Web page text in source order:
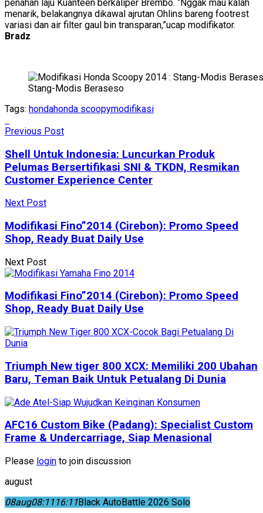
penahan laju Kuanteen berkaliper Brembo. “Nggak mau kalah
menarik, belakangnya dikawal ajrutan Ohlins bareng footrest
variasi dan air filter gaul bin transparan,”ucap modifikator.
Bradz
Stang-Modis Beraseso
Tags: hondahonda scoopymodifikasi
Previous Post
Shell Untuk Indonesia: Luncurkan Produk
Pelumas Bersertifikasi SNI & TKDN, Resmikan
Customer Experience Center
Next Post
Modifikasi Fino”2014 (Cirebon): Promo Speed
Shop, Ready Buat Daily Use
Next Post
Modifikasi Fino”2014 (Cirebon): Promo Speed
Shop, Ready Buat Daily Use
Triumph New tiger 800 XCX: Memiliki 200 Ubahan
Baru, Teman Baik Untuk Petualang Di Dunia
AFC16 Custom Bike (Padang): Specialist Custom
Frame & Undercarriage, Siap Menasional
Please login to join discussion
august
08aug08:1116:11Black AutoBattle 2026 Solo